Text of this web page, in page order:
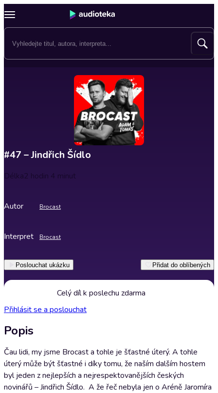
#47 – Jindřich Šídlo
Délka2 hodin 4 minut
Autor Brocast
Interpret Brocast
Poslouchat ukázku Přidat do oblíbených
Celý díl k poslechu zdarma
Přihlásit se a poslouchat
Popis
Čau lidi, my jsme Brocast a tohle je šťastné úterý. A tohle
úterý může být šťastné i díky tomu, že naším dalším hostem
byl jeden z nejlepších a nejrespektovanějších českých
novinářů – Jindřich Šídlo.⁣ ⁣ A že řeč nebyla jen o Aréně Jaromíra